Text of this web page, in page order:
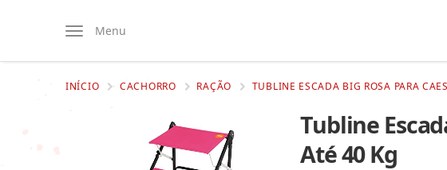
Menu
INÍCIO CACHORRO RAÇÃO TUBLINE ESCADA BIG ROSA PARA
Tubline
Até 40 Kg